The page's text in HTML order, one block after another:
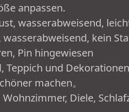
anpassen.
wasserabweisend,
kein
Pin hingewiesen
Teppich und
machen。
Diele,